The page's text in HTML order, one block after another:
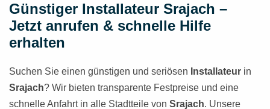
Günstiger Installateur Srajach –
Jetzt anrufen & schnelle Hilfe
erhalten
Suchen Sie einen günstigen und seriösen Installateur in
Srajach? Wir bieten transparente Festpreise und eine
schnelle Anfahrt in alle Stadtteile von Srajach. Unsere